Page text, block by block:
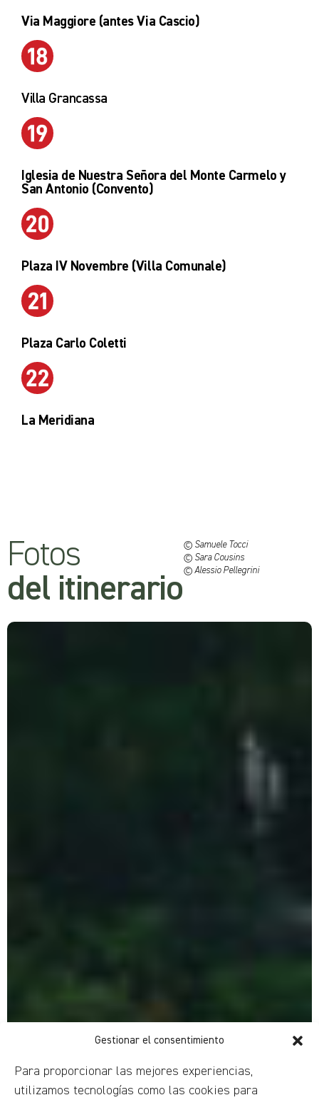
Gestionar el consentimiento
Para proporcionar las mejores experiencias,
utilizamos tecnologías como las cookies para
Via Maggiore (antes Via Cascio)
Villa Grancassa
Iglesia de Nuestra Señora del Monte Carmelo y
San Antonio (Convento)
Plaza IV Novembre (Villa Comunale)
Plaza Carlo Coletti
La Meridiana
Fotos
del itinerario
© Samuele Tocci
© Sara Cousins
© Alessio Pellegrini